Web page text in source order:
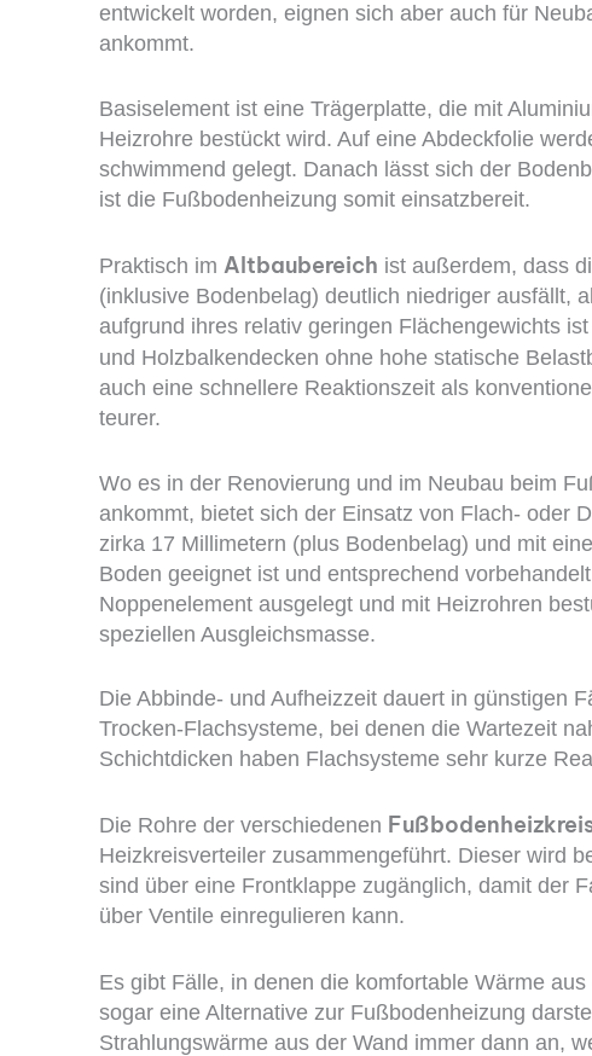
entwickelt worden, eignen sich aber auch für
ankommt.
Basiselement ist eine Trägerplatte, die mit
Heizrohre bestückt wird. Auf eine Abdeckfolie
schwimmend gelegt. Danach lässt sich der
ist die Fußbodenheizung somit einsatzbereit.
Praktisch im Altbaubereich ist außerdem, dass
(inklusive Bodenbelag) deutlich niedriger ausfällt,
aufgrund ihres relativ geringen Flächengewichts
und Holzbalkendecken ohne hohe statische
auch eine schnellere Reaktionszeit als
teurer.
Wo es in der Renovierung und im Neubau beim
ankommt, bietet sich der Einsatz von Flach- oder
zirka 17 Millimetern (plus Bodenbelag) und mit
Boden geeignet ist und entsprechend
Noppenelement ausgelegt und mit Heizrohren
speziellen Ausgleichsmasse.
Die Abbinde- und Aufheizzeit dauert in günstigen
Trocken-Flachsysteme, bei denen die Wartezeit
Schichtdicken haben Flachsysteme sehr kurze
Die Rohre der verschiedenen
Heizkreisverteiler zusammengeführt. Dieser wird
sind über eine Frontklappe zugänglich, damit der
über Ventile einregulieren kann.
Es gibt Fälle, in denen die komfortable Wärme aus
sogar eine Alternative zur Fußbodenheizung
Strahlungswärme aus der Wand immer dann an,